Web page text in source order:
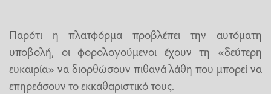
Παρότι η πλατφόρμα προβλέπει την αυτόματη
υποβολή, οι φορολογούμενοι έχουν τη «δεύτερη
ευκαιρία» να διορθώσουν πιθανά λάθη που μπορεί να
επηρεάσουν το εκκαθαριστικό τους.